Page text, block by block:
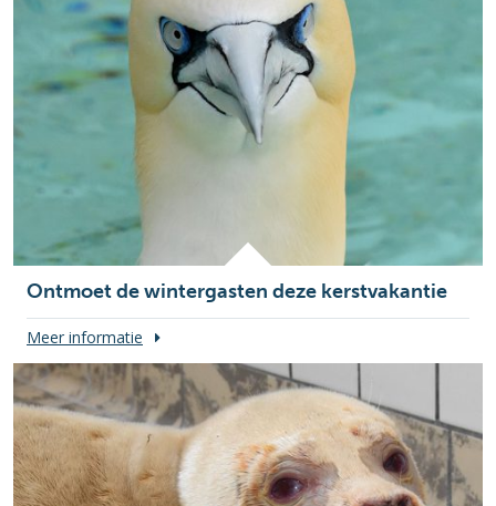
Ontmoet de wintergasten deze kerstvakantie
Meer informatie